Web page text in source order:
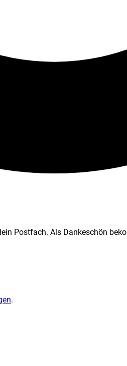
Postfach. Als Dankeschön
.